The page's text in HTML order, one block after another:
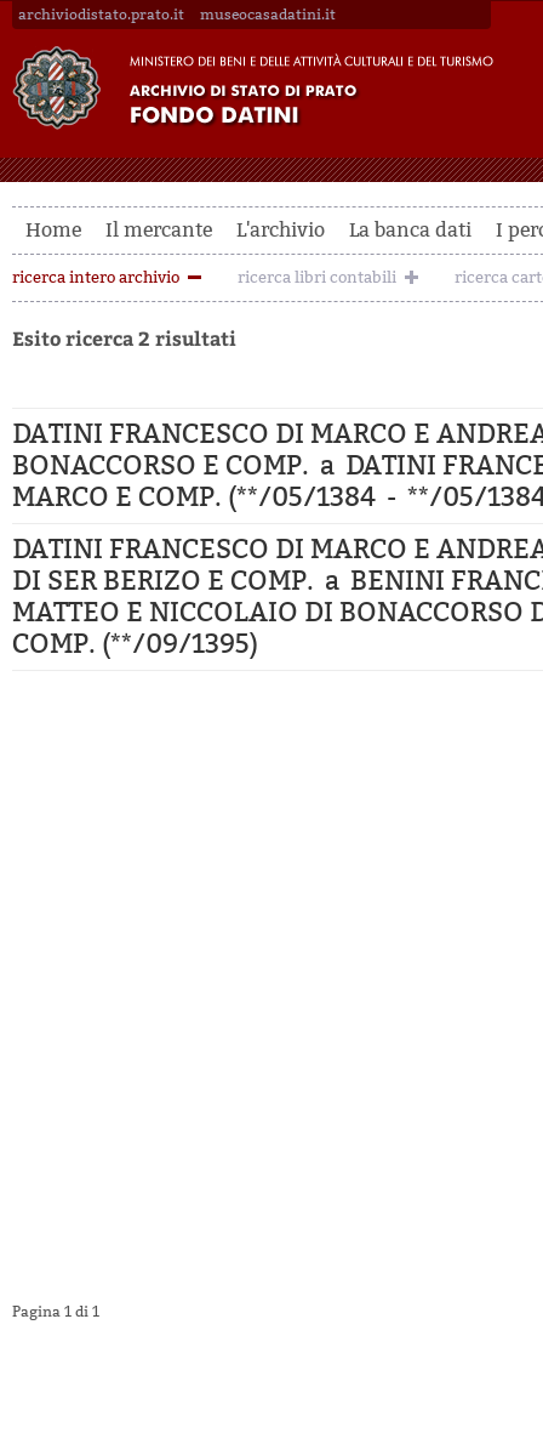
archiviodistato.prato.it museocasadatini.it
Home Il mercante L'archivio La banca dati I
ricerca intero archivio ricerca libri contabili ricerca
Esito ricerca 2 risultati
DATINI FRANCESCO DI MARCO E
BONACCORSO E COMP. a DATINI
MARCO E COMP. (**/05/1384 - **/05/
DATINI FRANCESCO DI MARCO E
DI SER BERIZO E COMP. a BENINI
MATTEO E NICCOLAIO DI BONACCORSO
COMP. (**/09/1395)
Pagina 1 di 1